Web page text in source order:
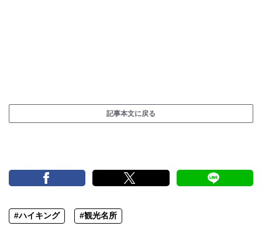
記事本文に戻る
#ハイキング #観光名所